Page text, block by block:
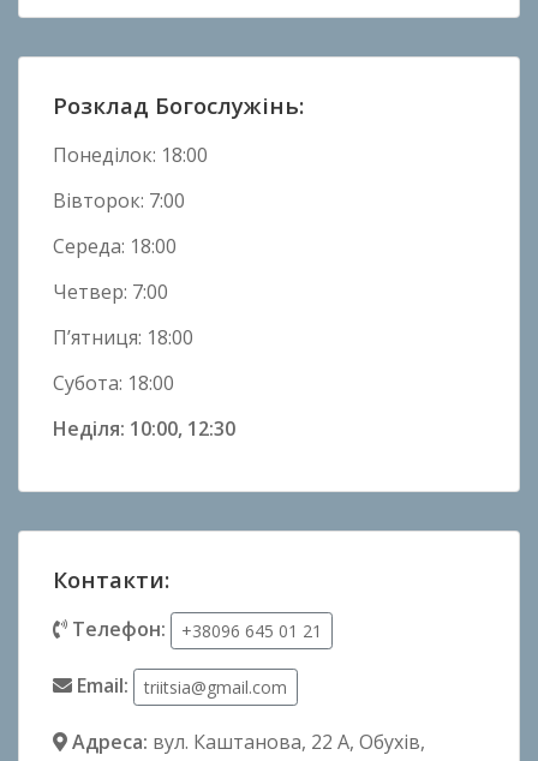
в
н
и
Розклад Богослужінь:
Понеділок: 18:00
Вівторок: 7:00
Середа: 18:00
Четвер: 7:00
П’ятниця: 18:00
Субота: 18:00
Неділя: 10:00, 12:30
Контакти:
Телефон: +38096 645 01 21
Email: triitsia@gmail.com
Адреса: вул. Каштанова, 22 А, Обухів,